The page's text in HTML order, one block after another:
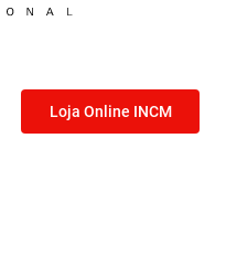
Loja Online INCM